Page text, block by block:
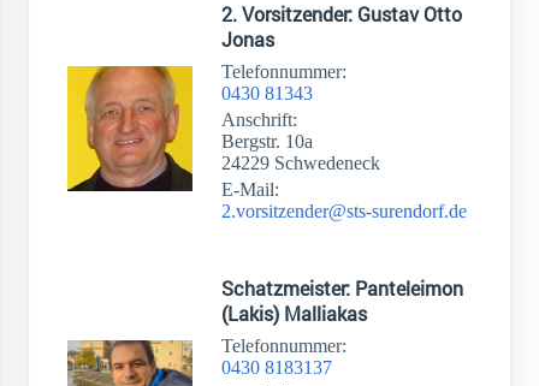
2. Vorsitzender: Gustav Otto
Jonas
Telefonnummer:
0430 81343
Anschrift:
Bergstr. 10a
24229 Schwedeneck
E-Mail:
2.vorsitzender@sts-surendorf.de
Schatzmeister: Panteleimon
(Lakis) Malliakas
Telefonnummer:
0430 8183137